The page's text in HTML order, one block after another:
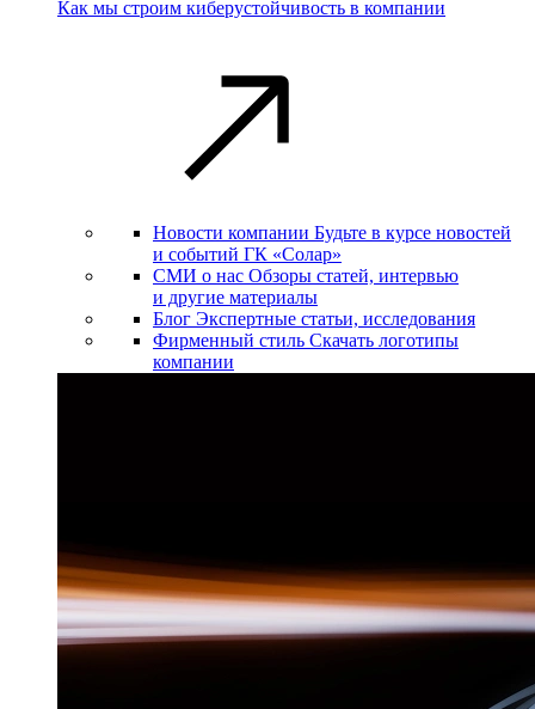
Как мы строим киберустойчивость в компании
Новости компании Будьте в курсе новостей
и событий ГК «Солар»
СМИ о нас Обзоры статей, интервью
и другие материалы
Блог Экспертные статьи, исследования
Фирменный стиль Скачать логотипы
компании